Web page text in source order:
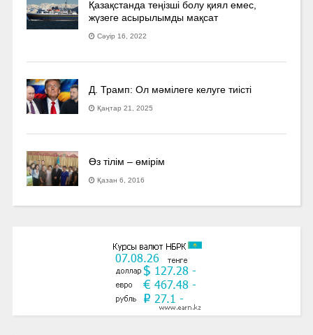
Қазақстанда теңізші болу қиял емес,
жүзеге асырылымды мақсат
Сәуір 16, 2022
Д. Трамп: Ол мәмілеге келуге тиісті
Қаңтар 21, 2025
Өз тілім – өмірім
Қазан 6, 2016